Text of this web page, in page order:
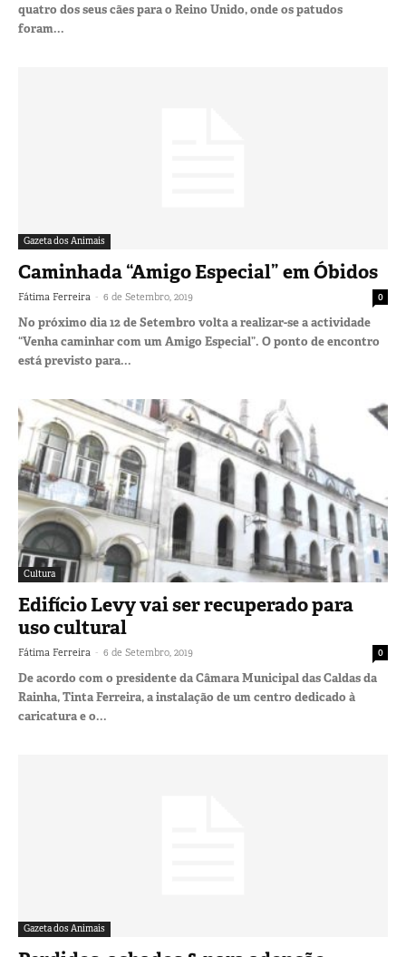
quatro dos seus cães para o Reino Unido, onde os patudos
foram...
Gazeta dos Animais
Caminhada “Amigo Especial” em Óbidos
Fátima Ferreira - 6 de Setembro, 2019 0
No próximo dia 12 de Setembro volta a realizar-se a actividade
“Venha caminhar com um Amigo Especial”. O ponto de encontro
está previsto para...
Cultura
Edifício Levy vai ser recuperado para
uso cultural
Fátima Ferreira - 6 de Setembro, 2019 0
De acordo com o presidente da Câmara Municipal das Caldas da
Rainha, Tinta Ferreira, a instalação de um centro dedicado à
caricatura e o...
Gazeta dos Animais